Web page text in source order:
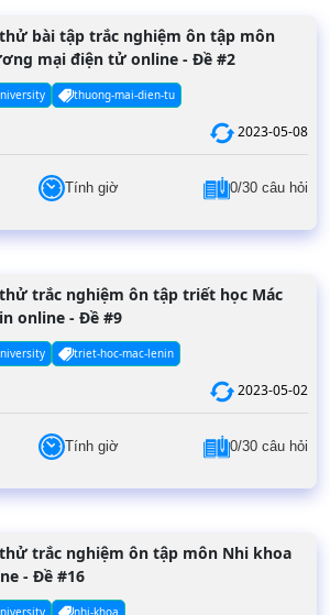
bài tập trắc nghiệm ôn tập môn
mại điện tử online - Đề #2
thuong-mai-dien-tu
2023-05-08
Tính giờ 0/30 câu hỏi
trắc nghiệm ôn tập triết học Mác
online - Đề #9
triet-hoc-mac-lenin
2023-05-02
Tính giờ 0/30 câu hỏi
trắc nghiệm ôn tập môn Nhi khoa
- Đề #16
nhi-khoa